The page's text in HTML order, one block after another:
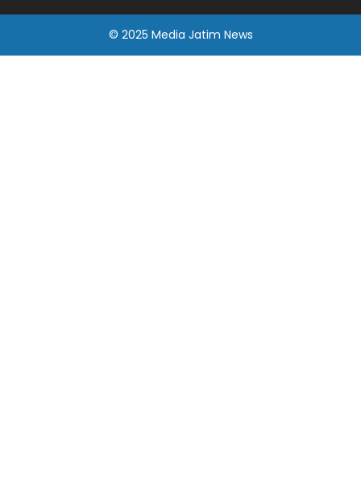
© 2025 Media Jatim News